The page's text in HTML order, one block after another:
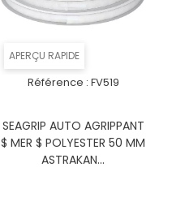
APERÇU RAPIDE
Référence : FV519
SEAGRIP AUTO AGRIPPANT
$ MER $ POLYESTER 50 MM
ASTRAKAN...